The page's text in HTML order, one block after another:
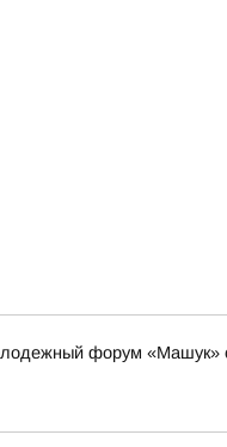
форум «Машук»